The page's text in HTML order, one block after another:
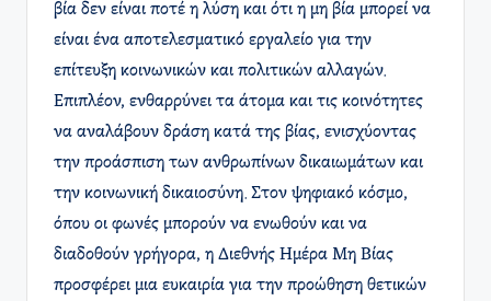
βία δεν είναι ποτέ η λύση και ότι η μη βία μπορεί να
είναι ένα αποτελεσματικό εργαλείο για την
επίτευξη κοινωνικών και πολιτικών αλλαγών.
Επιπλέον, ενθαρρύνει τα άτομα και τις κοινότητες
να αναλάβουν δράση κατά της βίας, ενισχύοντας
την προάσπιση των ανθρωπίνων δικαιωμάτων και
την κοινωνική δικαιοσύνη. Στον ψηφιακό κόσμο,
όπου οι φωνές μπορούν να ενωθούν και να
διαδοθούν γρήγορα, η Διεθνής Ημέρα Μη Βίας
προσφέρει μια ευκαιρία για την προώθηση θετικών